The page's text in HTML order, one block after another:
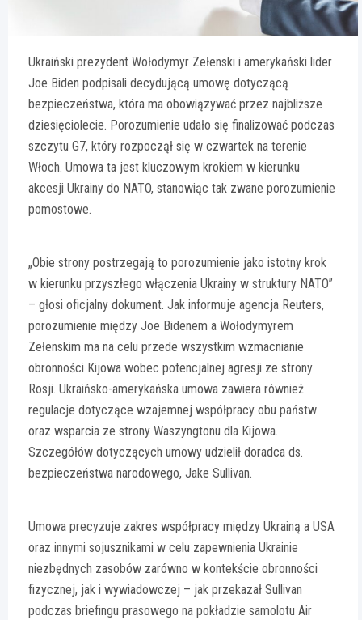
Ukraiński prezydent Wołodymyr Zełenski i amerykański lider
Joe Biden podpisali decydującą umowę dotyczącą
bezpieczeństwa, która ma obowiązywać przez najbliższe
dziesięciolecie. Porozumienie udało się finalizować podczas
szczytu G7, który rozpoczął się w czwartek na terenie
Włoch. Umowa ta jest kluczowym krokiem w kierunku
akcesji Ukrainy do NATO, stanowiąc tak zwane porozumienie
pomostowe.
„Obie strony postrzegają to porozumienie jako istotny krok
w kierunku przyszłego włączenia Ukrainy w struktury NATO”
– głosi oficjalny dokument. Jak informuje agencja Reuters,
porozumienie między Joe Bidenem a Wołodymyrem
Zełenskim ma na celu przede wszystkim wzmacnianie
obronności Kijowa wobec potencjalnej agresji ze strony
Rosji. Ukraińsko-amerykańska umowa zawiera również
regulacje dotyczące wzajemnej współpracy obu państw
oraz wsparcia ze strony Waszyngtonu dla Kijowa.
Szczegółów dotyczących umowy udzielił doradca ds.
bezpieczeństwa narodowego, Jake Sullivan.
Umowa precyzuje zakres współpracy między Ukrainą a USA
oraz innymi sojusznikami w celu zapewnienia Ukrainie
niezbędnych zasobów zarówno w kontekście obronności
fizycznej, jak i wywiadowczej – jak przekazał Sullivan
podczas briefingu prasowego na pokładzie samolotu Air